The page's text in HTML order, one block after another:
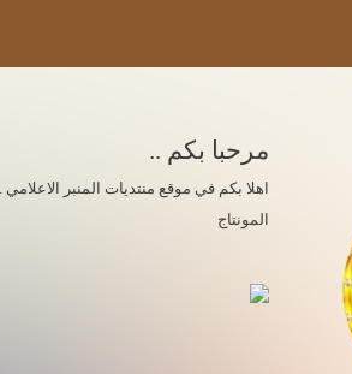
مرحبا بكم ..
اهلا بكم في موقع منتديات المنبر
المونتاج